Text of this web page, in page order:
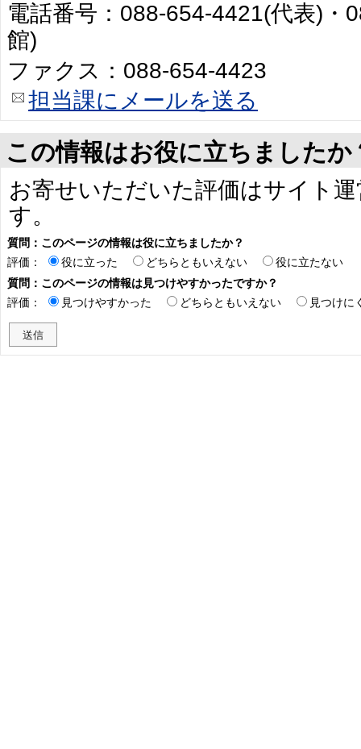
電話番号：088-654-4421(代表)・
館)
ファクス：088-654-4423
担当課にメールを送る
この情報はお役に立ちましたか
お寄せいただいた評価はサイト
す。
質問：このページの情報は役に立ちましたか？
評価：
役に立った どちらともいえない
役に立たない
質問：このページの情報は見つけやすかったですか？
評価：
見つけやすかった どちらともいえない 見つけに